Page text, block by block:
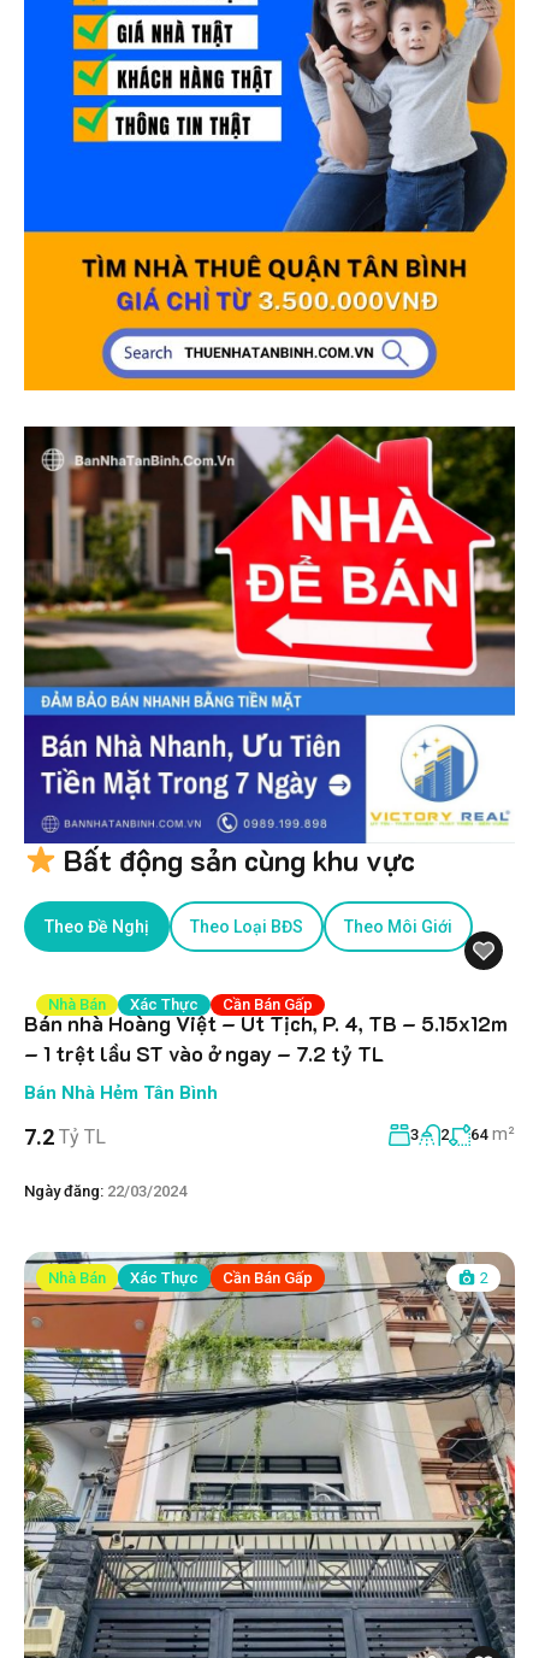
Bất động sản cùng khu vực
Theo Đề Nghị Theo Loại BĐS Theo Môi Giới
Nhà Bán Xác Thực Cần Bán Gấp
Bán nhà Hoàng Việt – Út Tịch, P. 4, TB – 5.15x12m
– 1 trệt lầu ST vào ở ngay – 7.2 tỷ TL
Bán Nhà Hẻm Tân Bình
7.2 Tỷ TL 3 2 64 m²
Ngày đăng: 22/03/2024
Nhà Bán Xác Thực Cần Bán Gấp 2